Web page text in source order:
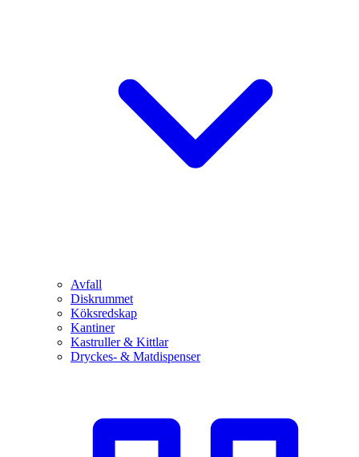
Avfall
Diskrummet
Köksredskap
Kantiner
Kastruller & Kittlar
Dryckes- & Matdispenser